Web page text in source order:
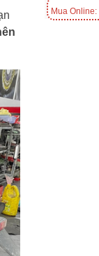
Mua Online: